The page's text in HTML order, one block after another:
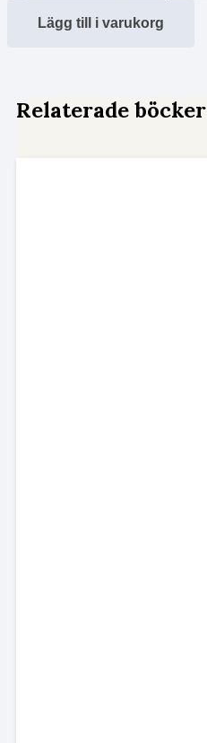
Lägg till i varukorg
Relaterade böcker